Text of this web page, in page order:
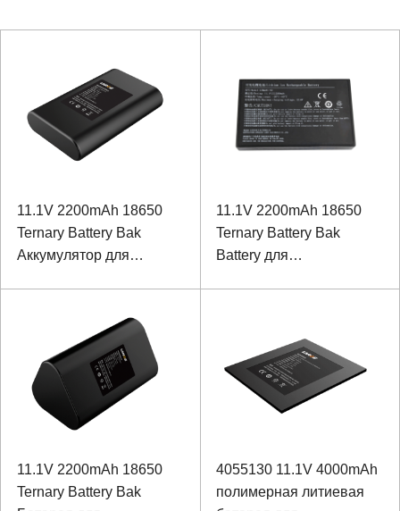
11.1V 2200mAh 18650
Ternary Battery Bak
Аккумулятор для
11.1V 2200mAh 18650
Ternary Battery Bak
Battery для
11.1V 2200mAh 18650
Ternary Battery Bak
4055130 11.1V 4000mAh
полимерная литиевая